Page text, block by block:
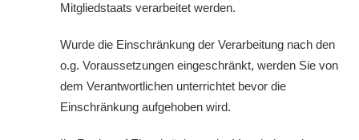
Mitgliedstaats verarbeitet werden.
Wurde die Einschränkung der Verarbeitung nach den
o.g. Voraussetzungen eingeschränkt, werden Sie von
dem Verantwortlichen unterrichtet bevor die
Einschränkung aufgehoben wird.